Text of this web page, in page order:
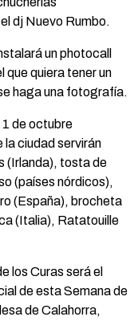
dj Nuevo Rumbo.
un photocall
que quiera tener un
haga una fotografía.
1 de octubre
la ciudad servirán
(Irlanda), tosta de
(países nórdicos),
(España), brocheta
(Italia), Ratatouille
los Curas será el
de esta Semana de
de Calahorra,